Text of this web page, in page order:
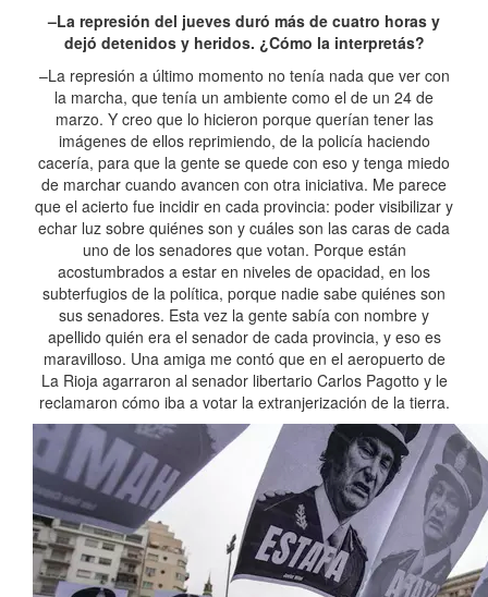
–La represión del jueves duró más de cuatro horas y
dejó detenidos y heridos. ¿Cómo la interpretás?
–La represión a último momento no tenía nada que ver con
la marcha, que tenía un ambiente como el de un 24 de
marzo. Y creo que lo hicieron porque querían tener las
imágenes de ellos reprimiendo, de la policía haciendo
cacería, para que la gente se quede con eso y tenga miedo
de marchar cuando avancen con otra iniciativa. Me parece
que el acierto fue incidir en cada provincia: poder visibilizar y
echar luz sobre quiénes son y cuáles son las caras de cada
uno de los senadores que votan. Porque están
acostumbrados a estar en niveles de opacidad, en los
subterfugios de la política, porque nadie sabe quiénes son
sus senadores. Esta vez la gente sabía con nombre y
apellido quién era el senador de cada provincia, y eso es
maravilloso. Una amiga me contó que en el aeropuerto de
La Rioja agarraron al senador libertario Carlos Pagotto y le
reclamaron cómo iba a votar la extranjerización de la tierra.